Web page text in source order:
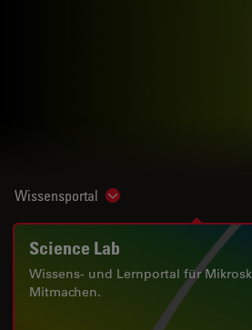
Wissensportal Show subnavigation
Science Lab
Wissens- und Lernportal für
Mitmachen.